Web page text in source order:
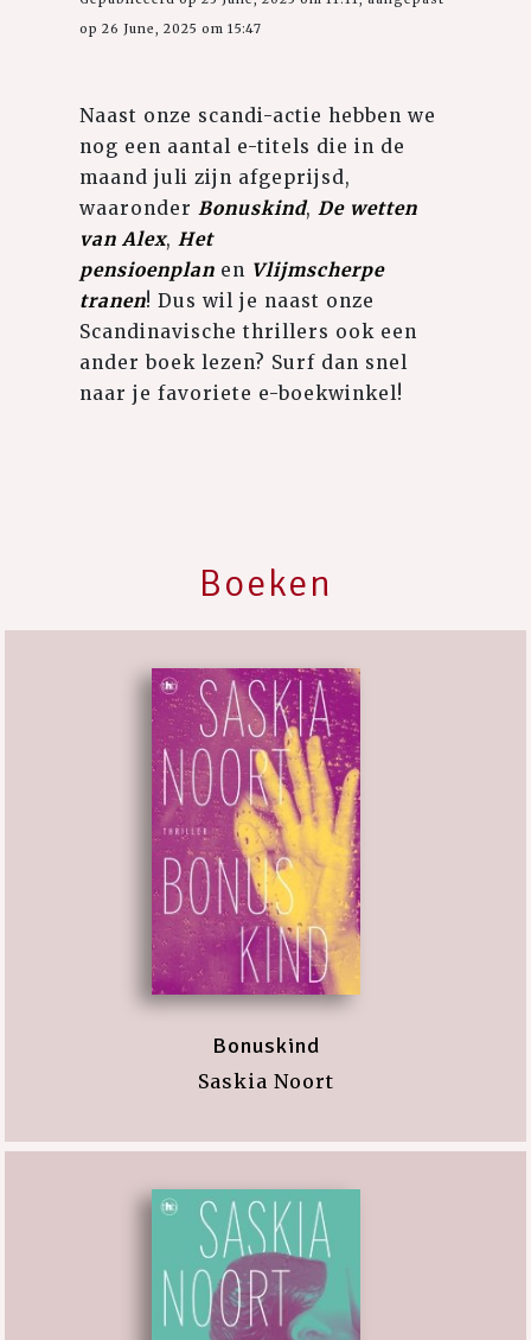
op 26 June, 2025 om 15:47
Naast onze scandi-actie hebben we
nog een aantal e-titels die in de
maand juli zijn afgeprijsd,
waaronder Bonuskind, De wetten
van Alex, Het
pensioenplan en Vlijmscherpe
tranen! Dus wil je naast onze
Scandinavische thrillers ook een
ander boek lezen? Surf dan snel
naar je favoriete e-boekwinkel!
Boeken
Bonuskind
Saskia Noort